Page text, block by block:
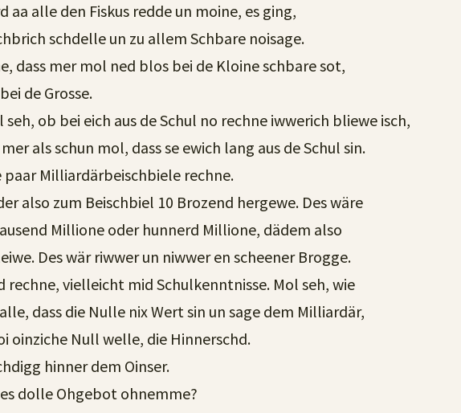
aa alle den Fiskus redde un moine, es ging,
schdelle un zu allem Schbare noisage.
dass mer mol ned blos bei de Kloine schbare sot,
de Grosse.
ob bei eich aus de Schul no rechne iwwerich bliewe isch,
als schun mol, dass se ewich lang aus de Schul sin.
Milliardärbeischbiele rechne.
also zum Beischbiel 10 Brozend hergewe. Des wäre
Millione oder hunnerd Millione, dädem also
Des wär riwwer un niwwer en scheener Brogge.
rechne, vielleicht mid Schulkenntnisse. Mol seh, wie
dass die Nulle nix Wert sin un sage dem Milliardär,
oinziche Null welle, die Hinnerschd.
hinner dem Oinser.
dolle Ohgebot ohnemme?